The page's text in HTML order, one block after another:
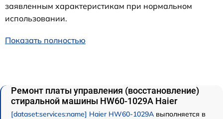
заявленным характеристикам при нормальном
использовании.
Показать полностью
Ремонт платы управления (восстановление)
стиральной машины HW60-1029A Haier
[dataset:services:name] Haier HW60-1029A выполняется в